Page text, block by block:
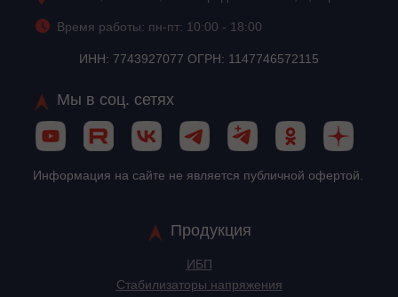
Время работы: пн-пт: 10:00 - 18:00
ИНН: 7743927077 ОГРН: 1147746572115
Мы в соц. сетях
Информация на сайте не является публичной офертой.
Продукция
ИБП
Стабилизаторы напряжения